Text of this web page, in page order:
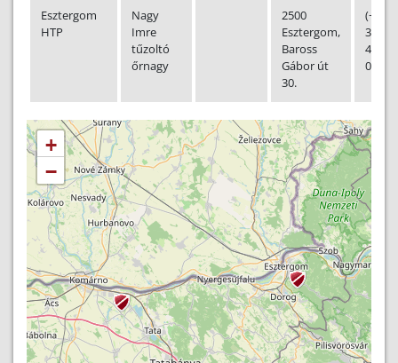
Esztergom
HTP
Nagy
Imre
tűzoltó
őrnagy
2500
Esztergom,
Baross
Gábor út
30.
(+36-
33)
411-
011
+
−